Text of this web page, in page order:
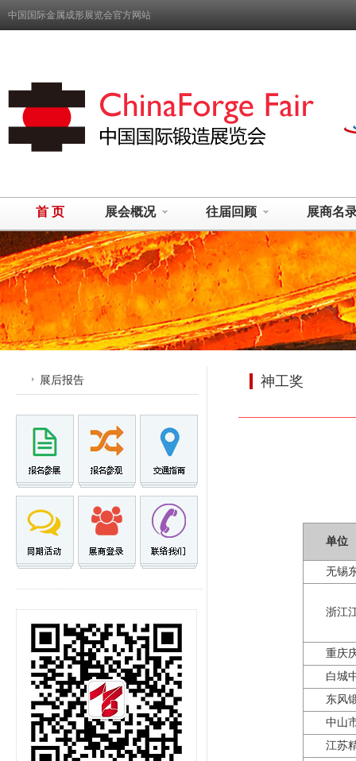
中国国际金属成形展览会官方网站
首 页 展会概况 往届回顾 展商名
展后报告 神工奖
单位
无锡
浙江
重庆
白城
东风
中山
江苏